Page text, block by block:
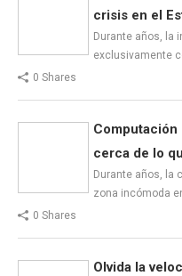
crisis en el
Durante años, la
exclusivamente
0 Shares
Computación
cerca de lo
Durante años, la
zona incómoda
0 Shares
Olvida la